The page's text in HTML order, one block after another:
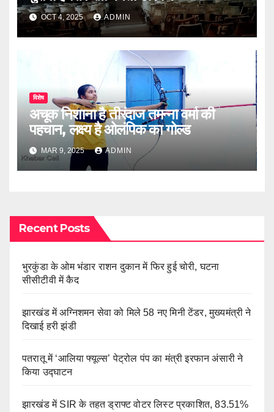
OCT 4, 2025 ADMIN
विशेष
अचूक निशाना है तीरंदाज तमन्ना वर्मा की
पहचान, लक्ष्य है ओलंपिक का गोल्ड
MAR 9, 2025 ADMIN
Recent Posts
भुरकुंडा के ओम भंडार राशन दुकान में फिर हुई चोरी, घटना
सीसीटीवी में कैद
झारखंड में अग्निशमन सेवा को मिले 58 नए मिनी टेंडर, मुख्यमंत्री ने
दिखाई हरी झंडी
पतरातू में ‘आलिया फ्यूल्स’ पेट्रोल पंप का मंत्री इरफान अंसारी ने
किया उद्घाटन
झारखंड में SIR के तहत ड्राफ्ट वोटर लिस्ट प्रकाशित, 83.51%